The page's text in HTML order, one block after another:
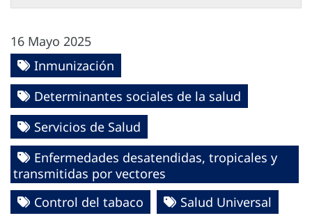
16 Mayo 2025
Inmunización
Determinantes sociales de la salud
Servicios de Salud
Enfermedades desatendidas, tropicales y
transmitidas por vectores
Control del tabaco
Salud Universal